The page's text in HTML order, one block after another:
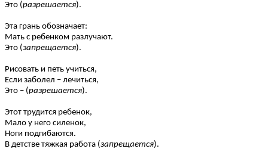
Это (разрешается).
Эта грань обозначает:
Мать с ребенком разлучают.
Это (запрещается).
Рисовать и петь учиться,
Если заболел – лечиться,
Это – (разрешается).
Этот трудится ребенок,
Мало у него силенок,
Ноги подгибаются.
В детстве тяжкая работа (запрещается).